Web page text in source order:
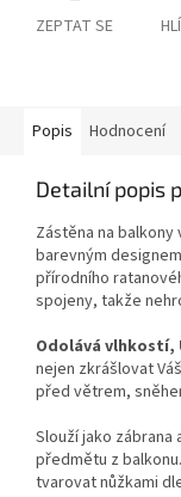
ZEPTAT SE
Popis Hodnocení
Detailní popis
Zástěna na
barevným
přírodního
spojeny, takže
Odolává vlhkostí,
nejen zkrášlovat
před větrem,
Slouží jako
předmětu z
tvarovat nůžkami